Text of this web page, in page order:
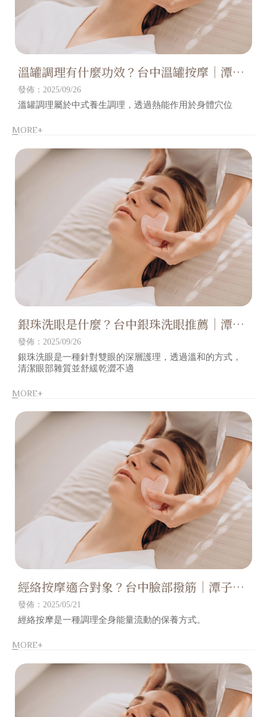
溫罐調理有什麼功效？台中溫罐按摩｜潭子
區溫罐按摩
發佈：2025/09/26
溫罐調理屬於中式養生調理，透過熱能作用於身體穴位
銀珠洗眼是什麼？台中銀珠洗眼推薦｜潭子
區銀珠洗眼推薦
發佈：2025/09/26
銀珠洗眼是一種針對雙眼的深層護理，透過溫和的方式，
清潔眼部雜質並舒緩乾澀不適
經絡按摩適合對象？台中臉部撥筋｜潭子區
臉部撥筋
發佈：2025/05/21
經絡按摩是一種調理全身能量流動的保養方式。